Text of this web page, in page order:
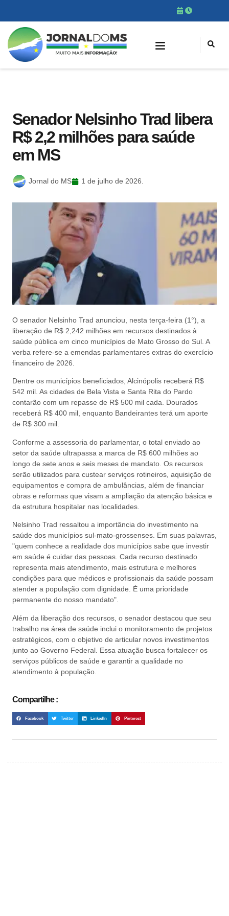
Senador Nelsinho Trad libera
R$ 2,2 milhões para saúde
em MS
Jornal do MS 1 de julho de 2026.
O senador Nelsinho Trad anunciou, nesta terça-feira (1°), a
liberação de R$ 2,242 milhões em recursos destinados à
saúde pública em cinco municípios de Mato Grosso do Sul. A
verba refere-se a emendas parlamentares extras do exercício
financeiro de 2026.
Dentre os municípios beneficiados, Alcinópolis receberá R$
542 mil. As cidades de Bela Vista e Santa Rita do Pardo
contarão com um repasse de R$ 500 mil cada. Dourados
receberá R$ 400 mil, enquanto Bandeirantes terá um aporte
de R$ 300 mil.
Conforme a assessoria do parlamentar, o total enviado ao
setor da saúde ultrapassa a marca de R$ 600 milhões ao
longo de sete anos e seis meses de mandato. Os recursos
serão utilizados para custear serviços rotineiros, aquisição de
equipamentos e compra de ambulâncias, além de financiar
obras e reformas que visam a ampliação da atenção básica e
da estrutura hospitalar nas localidades.
Nelsinho Trad ressaltou a importância do investimento na
saúde dos municípios sul-mato-grossenses. Em suas palavras,
"quem conhece a realidade dos municípios sabe que investir
em saúde é cuidar das pessoas. Cada recurso destinado
representa mais atendimento, mais estrutura e melhores
condições para que médicos e profissionais da saúde possam
atender a população com dignidade. É uma prioridade
permanente do nosso mandato".
Além da liberação dos recursos, o senador destacou que seu
trabalho na área de saúde inclui o monitoramento de projetos
estratégicos, com o objetivo de articular novos investimentos
junto ao Governo Federal. Essa atuação busca fortalecer os
serviços públicos de saúde e garantir a qualidade no
atendimento à população.
Compartilhe :
Facebook Twitter LinkedIn Pinterest